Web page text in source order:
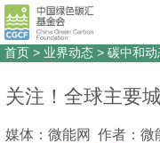
首页 > 业界动态 > 碳中和动
关注！全球主要
媒体：微能网 作者：微